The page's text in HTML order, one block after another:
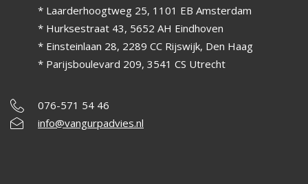
* Laarderhoogtweg 25, 1101 EB Amsterdam
* Hurksestraat 43, 5652 AH Eindhoven
* Einsteinlaan 28, 2289 CC Rijswijk, Den Haag
* Parijsboulevard 209, 3541 CS Utrecht
076-571 54 46
info@vangurpadvies.nl